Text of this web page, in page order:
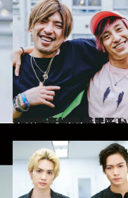
2020.5.31
EXITのチャラ熱男子トーク《完全版》 羨ましいほどの相思相愛っぷり♡
カルチャー